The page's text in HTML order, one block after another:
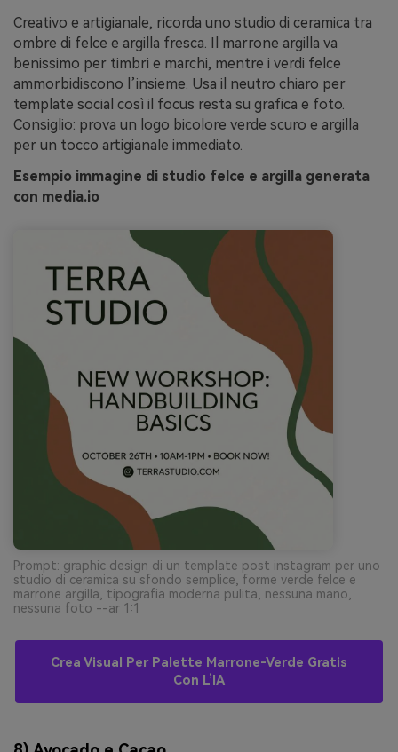
Creativo e artigianale, ricorda uno studio di ceramica tra
ombre di felce e argilla fresca. Il marrone argilla va
benissimo per timbri e marchi, mentre i verdi felce
ammorbidiscono l’insieme. Usa il neutro chiaro per
template social così il focus resta su grafica e foto.
Consiglio: prova un logo bicolore verde scuro e argilla
per un tocco artigianale immediato.
Esempio immagine di studio felce e argilla generata
con media.io
Prompt: graphic design di un template post instagram per uno
studio di ceramica su sfondo semplice, forme verde felce e
marrone argilla, tipografia moderna pulita, nessuna mano,
nessuna foto --ar 1:1
Crea Visual Per Palette Marrone-Verde Gratis
Con L’IA